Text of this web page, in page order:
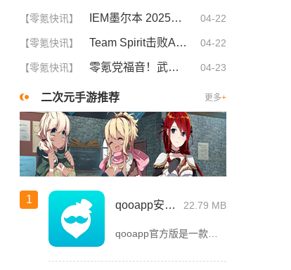
【零氪快讯】 IEM墨尔本 2025：再下一城！MOUZ 2-0 GL 04-22
【零氪快讯】 Team Spirit击败Aurora Gaming，成功晋级PGL 瓦拉几亚 S4淘汰赛 04-22
【零氪快讯】 零氪党福音！武道神尊“躺平”修炼秘籍，飞升境不再是梦！ 04-23
二次元手游推荐 更多+
1 qooapp安卓版 22.79 MB